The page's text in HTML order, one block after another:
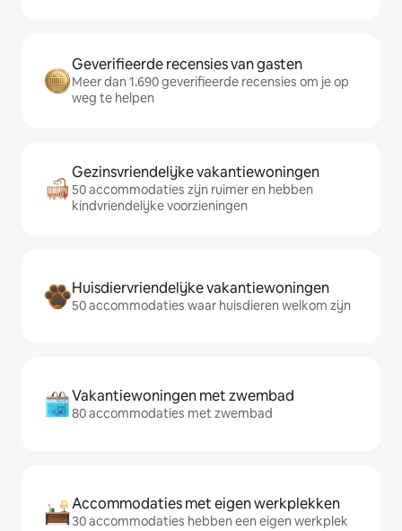
Geverifieerde recensies van gasten
Meer dan 1.690 geverifieerde recensies om je op
weg te helpen
Gezinsvriendelijke vakantiewoningen
50 accommodaties zijn ruimer en hebben
kindvriendelijke voorzieningen
Huisdiervriendelijke vakantiewoningen
50 accommodaties waar huisdieren welkom zijn
Vakantiewoningen met zwembad
80 accommodaties met zwembad
Accommodaties met eigen werkplekken
30 accommodaties hebben een eigen werkplek